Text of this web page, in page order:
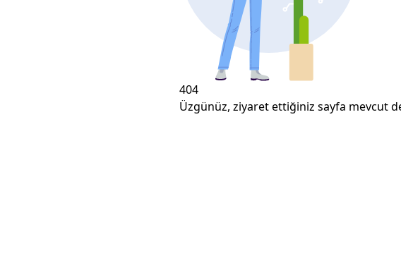
404
Üzgünüz, ziyaret ettiğiniz sayfa mevcut